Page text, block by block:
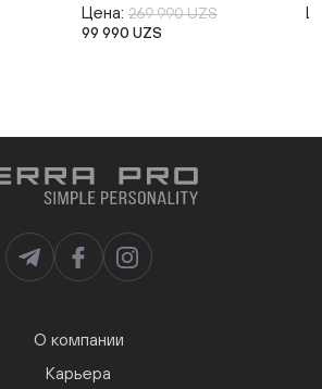
Цена: 269 990 UZS
99 990 UZS
О компании
Карьера